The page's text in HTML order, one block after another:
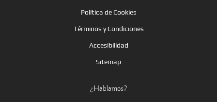
Política de Cookies
Términos y Condiciones
Accesibilidad
Sitemap
¿Hablamos?